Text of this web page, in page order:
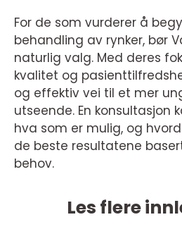
For de som vurderer å
behandling av rynker, bør
naturlig valg. Med deres
kvalitet og
og effektiv vei til et mer
utseende. En konsultasjon
hva som er mulig, og
de beste resultatene
behov.
Les flere